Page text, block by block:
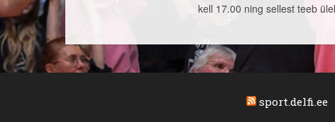
kell 17.00 ning sellest teeb
sport.delfi.ee